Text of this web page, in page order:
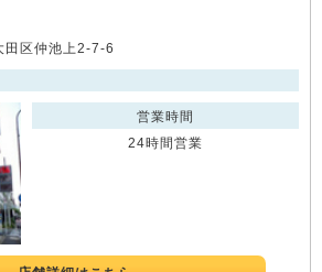
区仲池上2-7-6
営業時間
24時間営業